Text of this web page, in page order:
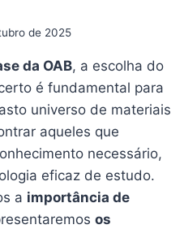
de 2025
da OAB, a escolha do
é fundamental para
universo de materiais
aqueles que
necessário,
eficaz de estudo.
a importância de
os